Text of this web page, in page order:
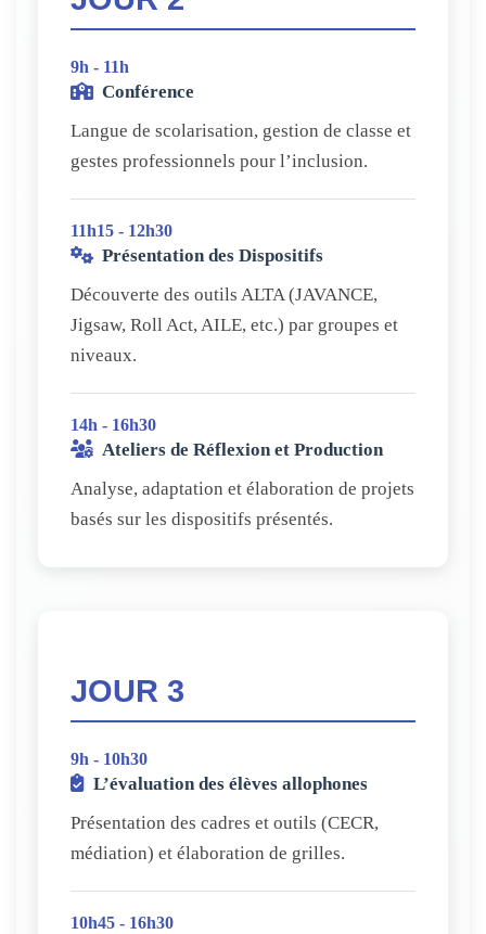
9h - 11h
Conférence
Langue de scolarisation, gestion de classe et
gestes professionnels pour l’inclusion.
11h15 - 12h30
Présentation des Dispositifs
Découverte des outils ALTA (JAVANCE,
Jigsaw, Roll Act, AILE, etc.) par groupes et
niveaux.
14h - 16h30
Ateliers de Réflexion et Production
Analyse, adaptation et élaboration de projets
basés sur les dispositifs présentés.
JOUR 3
9h - 10h30
L’évaluation des élèves allophones
Présentation des cadres et outils (CECR,
médiation) et élaboration de grilles.
10h45 - 16h30